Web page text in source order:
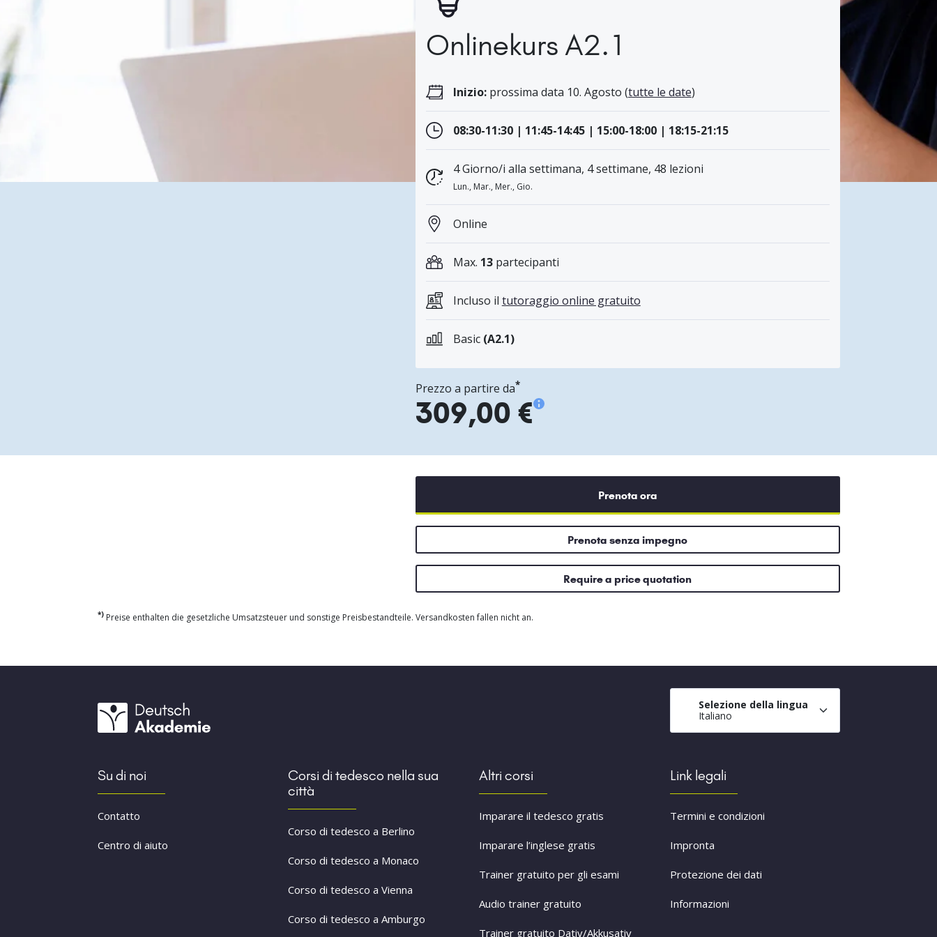
Onlinekurs A2.1
Inizio:prossima data 10. Agosto (tutte le date)
08:30-11:30 | 11:45-14:45 | 15:00-18:00 | 18:15-21:15
4 Giorno/i alla settimana, 4 settimane, 48 lezioni
Lun., Mar., Mer., Gio.
Online
Max. 13partecipanti
Incluso il tutoraggio online gratuito
Basic (A2.1)
Prezzo a partire da*
309,00 €
Prenota ora
Prenota senza impegno
Require a price quotation
*)Preise enthalten die gesetzliche Umsatzsteuer und sonstige Preisbestandteile. Versandkosten fallen nicht an.
Selezione della lingua
Italiano
Su di noi
Contatto
Centro di aiuto
Corsi di tedesco nella sua
città
Corso di tedesco a Berlino
Corso di tedesco a Monaco
Corso di tedesco a Vienna
Corso di tedesco a Amburgo
Altri corsi
Imparare il tedesco gratis
Imparare l’inglese gratis
Trainer gratuito per gli esami
Audio trainer gratuito
Trainer gratuito Dativ/Akkusativ
Link legali
Termini e condizioni
Impronta
Protezione dei dati
Informazioni